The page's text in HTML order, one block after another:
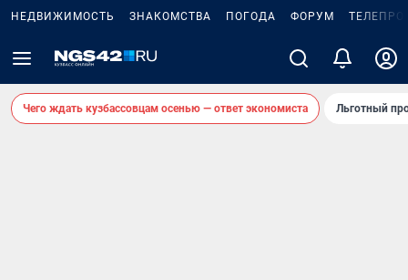
НЕДВИЖИМОСТЬ ЗНАКОМСТВА ПОГОДА ФОРУМ
Чего ждать кузбассовцам осенью — ответ экономиста Льготный